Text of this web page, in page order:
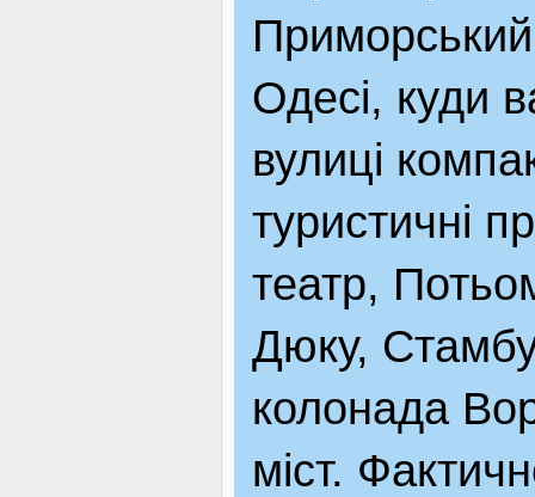
Одесі, куди
вулиці
туристичні
театр,
Дюку,
колонада
міст.